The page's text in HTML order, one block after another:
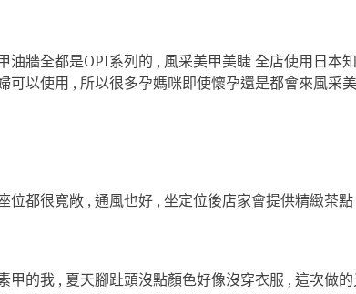
油牆全都是OPI系列的 , 風采美甲美睫 全店使用日本
可以使用 , 所以很多孕媽咪即使懷孕還是都會來風采
位都很寬敞 , 通風也好 , 坐定位後店家會提供精緻茶點
甲的我 , 夏天腳趾頭沒點顏色好像沒穿衣服 , 這次做